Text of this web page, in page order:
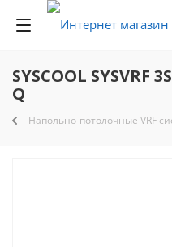
SYSCOOL SYSVRF
Q
Напольно-потолочные VRF